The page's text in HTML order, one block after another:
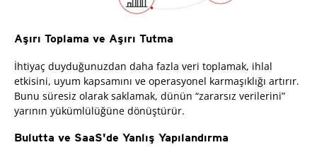
Aşırı Toplama ve Aşırı Tutma
İhtiyaç duyduğunuzdan daha fazla veri toplamak, ihlal
etkisini, uyum kapsamını ve operasyonel karmaşıklığı artırır.
Bunu süresiz olarak saklamak, dünün “zararsız verilerini”
yarının yükümlülüğüne dönüştürür.
Bulutta ve SaaS'de Yanlış Yapılandırma